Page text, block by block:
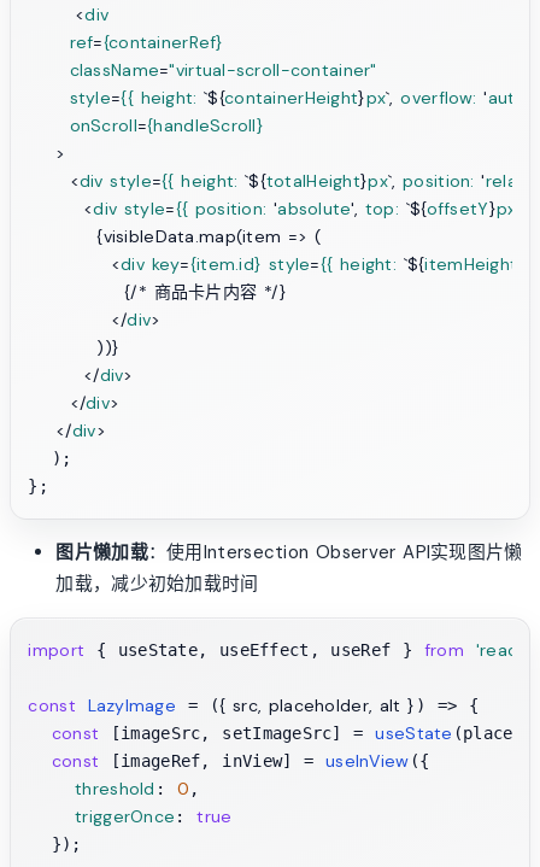
<div
ref={containerRef}
className="virtual-scroll-container"
style={{ height: `${containerHeight}px`, overflow: 'auto
onScroll={handleScroll}
    >
<div style={{ height: `${totalHeight}px`, position: '
<div style={{ position: 'absolute', top: `${offsetY}px
          {visibleData.map(item => (
<div key={item.id} style={{ height: `${itemHeight
              {/* 商品卡片内容 */}
</div>
          ))}
</div>
</div>
</div>
  );
图片懒加载：使用Intersection Observer API实现图片懒
加载，减少初始加载时间
import { useState, useEffect, useRef } from 'react'
const LazyImage = ({ src, placeholder, alt } ) => {
const [imageSrc, setImageSrc] = useState
const [imageRef, inView] = useInView ({
threshold : 0 ,
triggerOnce : true
  });